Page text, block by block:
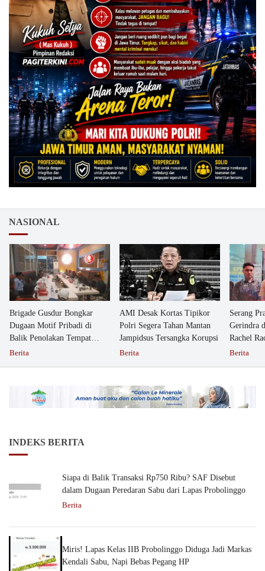
NASIONAL
Brigade Gusdur Bongkar
Dugaan Motif Pribadi di
Balik Penolakan Tempat
Ibadah GKJW Bangil
Berita
AMI Desak Kortas Tipikor
Polri Segera Tahan Mantan
Jampidsus Tersangka Korupsi
Berita
Serang
Gerindra
Rachel
Berita
INDEKS BERITA
Siapa di Balik Transaksi Rp750 Ribu? SAF Disebut
dalam Dugaan Peredaran Sabu dari Lapas Probolinggo
Berita
Miris! Lapas Kelas IIB Probolinggo Diduga Jadi Markas
Kendali Sabu, Napi Bebas Pegang HP